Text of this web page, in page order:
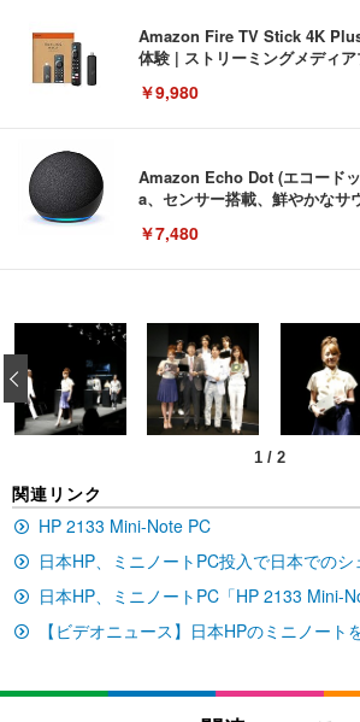
Amazon Fire TV Stick 4K
体験 | ストリーミングメディ
￥9,980
Amazon Echo Dot (エコード
a、センサー搭載、鮮やかなサ
￥7,480
[EdoErgo] オフィスチェア 椅
い 跳ね上げ式アームレスト コ
キング pc 事務椅子 360度回転
ン樹脂ベース 通気性メッシュ
(黒網+黒枠+黒足)
￥5,699
ュチェア 人間工学 疲れない
Sezlife オフィスチェア デスク
ワーク チェア 強化バックレス
ョン PCチェア 通気性メッシ
￥7,680
EIZO ビジネス向けプレミアム
EV3240X-WT | 31.5型4K UHD
イト
￥105,595
イト
￥109,572
【純正品】27"ゲーミングモニ
Amazonベーシック ペットシ
回使い捨て 無香料 ホワイト 300
￥3,373
x2袋(84枚) ホワイト(吸収面:ラ
ネオ・ルーライフ ネオ・オム
1 / 2
‹
関連リンク
HP 2133 Mini-Note PC
日本HP、ミニノートPC投入で日本でのシ
日本HP、ミニノートPC「HP 2133 Mini-
【ビデオニュース】日本HPのミニノート